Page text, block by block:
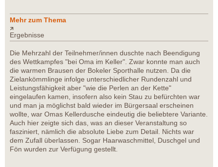
Mehr zum Thema
Ergebnisse
Die Mehrzahl der Teilnehmer/innen duschte nach Beendigung
des Wettkampfes "bei Oma im Keller". Zwar konnte man auch
die warmen Brausen der Bokeler Sporthalle nutzen. Da die
Zielankömmlinge infolge unterschiedlicher Rundenzahl und
Leistungsfähigkeit aber "wie die Perlen an der Kette"
eingelaufen kamen, insofern also kein Stau zu befürchten war
und man ja möglichst bald wieder im Bürgersaal erscheinen
wollte, war Omas Kellerdusche eindeutig die beliebtere Variante.
Auch hier zeigte sich das, was an dieser Veranstaltung so
fasziniert, nämlich die absolute Liebe zum Detail. Nichts war
dem Zufall überlassen. Sogar Haarwaschmittel, Duschgel und
Fön wurden zur Verfügung gestellt.